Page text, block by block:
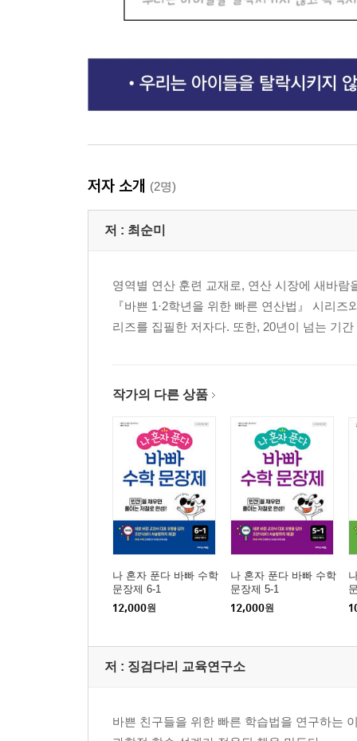
저자 소개 (2명)
저 : 최순미
영역별 연산 훈련 교재로, 연산 시장에 새바람
『바쁜 1·2학년을 위한 빠른 연산법』 시리
리즈를 집필한 저자다. 또한, 20년이 넘는 기
작가의 다른 상품
나 혼자 푼다 바빠 수학
문장제 6-1
12,000원
나 혼자 푼다 바빠 수학
문장제 5-1
12,000원
저 : 징검다리 교육연구소
바쁜 친구들을 위한 빠른 학습법을 연구하는